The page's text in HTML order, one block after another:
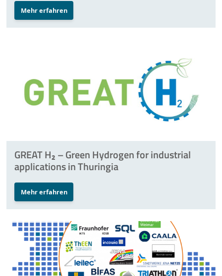
ZO.RRO II – Zero Carbon Cross Energy System
Veranstaltungen
Mehr
Mehr erfahren
GREAT H₂ – Green Hydrogen for industrial
applications in Thuringia
Mehr erfahren